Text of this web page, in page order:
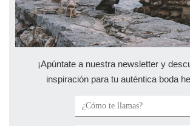
¡Apúntate a nuestra newsletter y
inspiración para tu auténtica boda